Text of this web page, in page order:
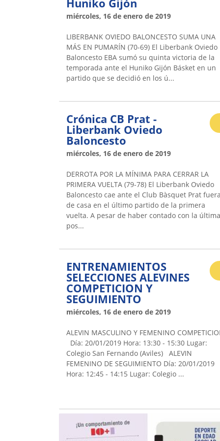
miércoles, 16 de enero de 2019
LIBERBANK OVIEDO BALONCESTO SUMA UNA
MÁS EN PUMARÍN (70-69) El Liberbank Oviedo
Baloncesto EBA sumó su quinta victoria de la
temporada ante el Huniko Gijón Básket en un
partido que se decidió en los ú...
Crónica CB Prat -
Liberbank Oviedo
Baloncesto
miércoles, 16 de enero de 2019
DERROTA POR LA MÍNIMA PARA CERRAR LA
PRIMERA VUELTA (79-78) El Liberbank Oviedo
Baloncesto cae ante el Club Bàsquet Prat
de casa en el último partido de la primera
vuelta. A pesar de haber contado con la última
pos...
ENTRENAMIENTOS
SELECCIONES ALEVINES
COMPETICION Y
SEGUIMIENTO
miércoles, 16 de enero de 2019
ALEVIN MASCULINO Y FEMENINO
Día: 20/01/2019 Hora: 13:30 - 15:30 Lugar:
Colegio San Fernando (Aviles) ALEVIN
FEMENINO DE SEGUIMIENTO Día: 20/01/2019
Hora: 12:45 - 14:15 Lugar: Colegio ...